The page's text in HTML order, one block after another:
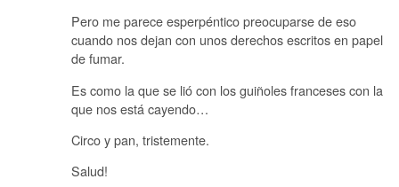
Pero me parece esperpéntico preocuparse de eso
cuando nos dejan con unos derechos escritos en papel
de fumar.
Es como la que se lió con los guiñoles franceses con la
que nos está cayendo…
Circo y pan, tristemente.
Salud!